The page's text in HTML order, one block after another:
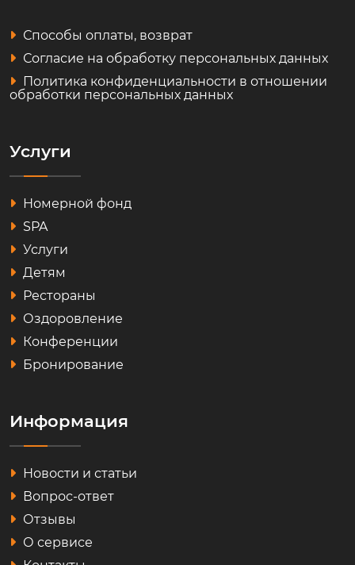
Способы оплаты, возврат
Согласие на обработку персональных данных
Политика конфиденциальности в отношении
обработки персональных данных
Услуги
Номерной фонд
SPA
Услуги
Детям
Рестораны
Оздоровление
Конференции
Бронирование
Информация
Новости и статьи
Вопрос-ответ
Отзывы
О сервисе